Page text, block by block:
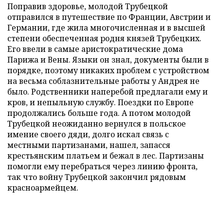
Поправив здоровье, молодой Трубецкой
отправился в путешествие по Франции, Австрии и
Германии, где жила многочисленная и в высшей
степени обеспеченная родня князей Трубецких.
Его ввели в самые аристократические дома
Парижа и Вены. Языки он знал, документы были в
порядке, поэтому никаких проблем с устройством
на весьма соблазнительные работы у Андрея не
было. Родственники наперебой предлагали ему и
кров, и непыльную службу. Поездки по Европе
продолжались больше года. А потом молодой
Трубецкой неожиданно вернулся в польское
имение своего дяди, долго искал связь с
местными партизанами, нашел, запасся
крестьянским платьем и бежал в лес. Партизаны
помогли ему перебраться через линию фронта,
так что войну Трубецкой закончил рядовым
красноармейцем.